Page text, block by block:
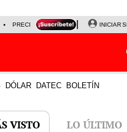
PRECIO DEL DÓLAR CORTE DE
INICIAR
DÓLAR DATEC BOLETÍN
VISTO LO ÚLTIMO